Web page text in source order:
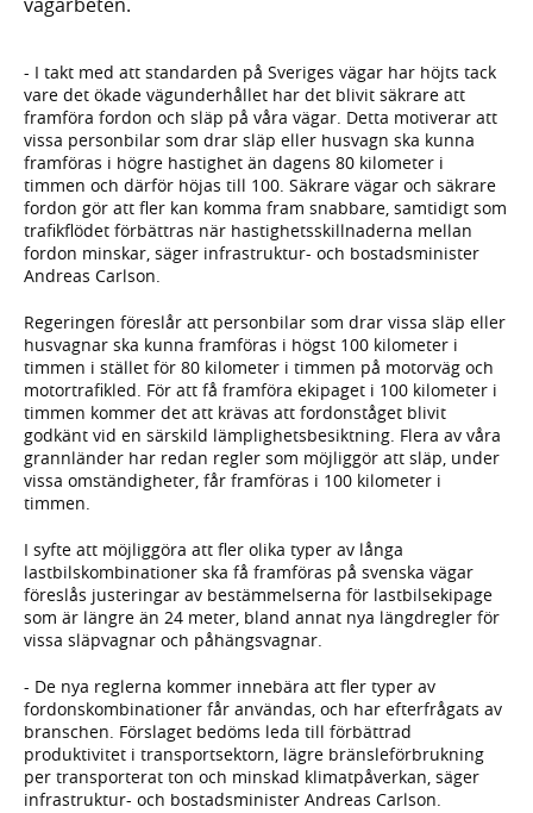
- I takt med att standarden på Sveriges vägar har höjts tack
vare det ökade vägunderhållet har det blivit säkrare att
framföra fordon och släp på våra vägar. Detta motiverar att
vissa personbilar som drar släp eller husvagn ska kunna
framföras i högre hastighet än dagens 80 kilometer i
timmen och därför höjas till 100. Säkrare vägar och säkrare
fordon gör att fler kan komma fram snabbare, samtidigt som
trafikflödet förbättras när hastighetsskillnaderna mellan
fordon minskar, säger infrastruktur- och bostadsminister
Andreas Carlson.
Regeringen föreslår att personbilar som drar vissa släp eller
husvagnar ska kunna framföras i högst 100 kilometer i
timmen i stället för 80 kilometer i timmen på motorväg och
motortrafikled. För att få framföra ekipaget i 100 kilometer i
timmen kommer det att krävas att fordonståget blivit
godkänt vid en särskild lämplighetsbesiktning. Flera av våra
grannländer har redan regler som möjliggör att släp, under
vissa omständigheter, får framföras i 100 kilometer i
timmen.
I syfte att möjliggöra att fler olika typer av långa
lastbilskombinationer ska få framföras på svenska vägar
föreslås justeringar av bestämmelserna för lastbilsekipage
som är längre än 24 meter, bland annat nya längdregler för
vissa släpvagnar och påhängsvagnar.
- De nya reglerna kommer innebära att fler typer av
fordonskombinationer får användas, och har efterfrågats av
branschen. Förslaget bedöms leda till förbättrad
produktivitet i transportsektorn, lägre bränsleförbrukning
per transporterat ton och minskad klimatpåverkan, säger
infrastruktur- och bostadsminister Andreas Carlson.